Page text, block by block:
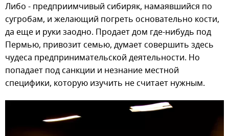
Либо - предприимчивый сибиряк, намаявшийся по
сугробам, и желающий погреть основательно кости,
да еще и руки заодно. Продает дом где-нибудь под
Пермью, привозит семью, думает совершить здесь
чудеса предпринимательской деятельности. Но
попадает под санкции и незнание местной
специфики, которую изучить не считает нужным.